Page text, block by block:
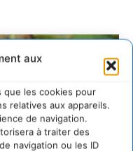
aux
que les cookies pour
relatives aux appareils.
de navigation.
à traiter des
navigation ou les ID